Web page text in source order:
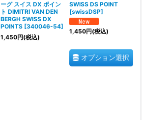
ーグ スイス DX ポイン
ト DIMITRI VAN DEN
BERGH SWISS DX
POINTS [340046-54]
1,450円(税込)
SWISS DS POINT
[swissDSP]
1,450円(税込)
オプション選択